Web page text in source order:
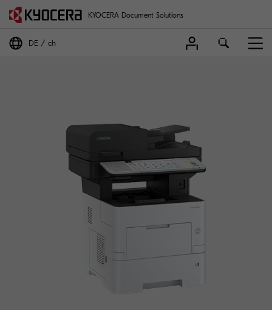
KYOCERA Document Solutions
DE ch